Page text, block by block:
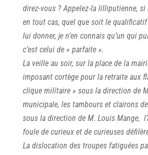
direz-vous ? Appelez-la lilliputienne, si
en tout cas, quel que soit le
lui donner, je n’en connais qu’un qui
c’est celui de « parfaite ».
La veille au soir, sur la place de la
imposant cortège pour la retraite aux
clique militaire » sous la direction de
municipale, les tambours et clairons de
sous la direction de M. Louis Mange,
foule de curieux et de curieuses
La dislocation des troupes fatiguées